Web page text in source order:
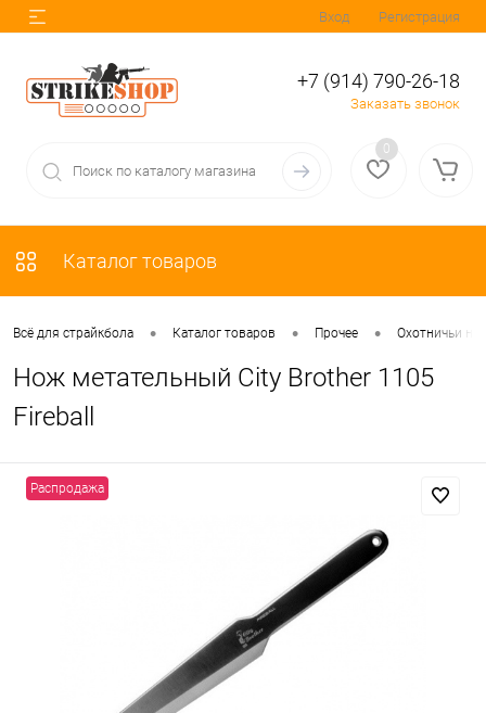
Вход Регистрация
+7 (914) 790-26-18
Заказать звонок
0
Каталог товаров
Всё для страйкбола • Каталог товаров • Прочее • Охотничьи
Нож метательный City Brother 1105
Fireball
Распродажа